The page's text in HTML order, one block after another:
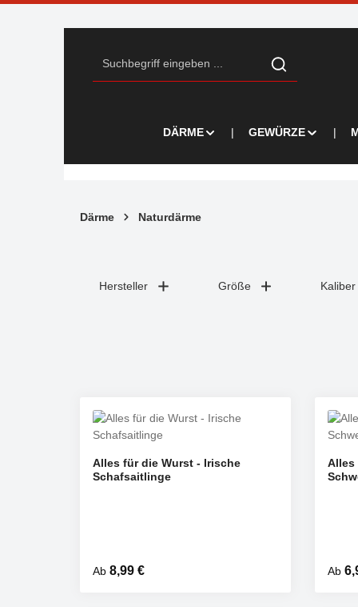
DÄRME GEWÜRZE
Därme Naturdärme
Hersteller Größe Kaliber
Alles für die Wurst - Irische
Schafsaitlinge
Regulärer Preis:
Ab 8,99 €
Alles
Ab